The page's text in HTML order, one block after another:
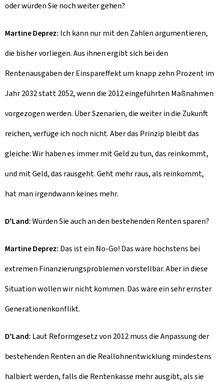
oder würden Sie noch weiter gehen?
Martine Deprez: Ich kann nur mit den Zahlen argumentieren,
die bisher vorliegen. Aus ihnen ergibt sich bei den
Rentenausgaben der Einspareffekt um knapp zehn Prozent im
Jahr 2032 statt 2052, wenn die 2012 eingeführten Maßnahmen
vorgezogen werden. Über Szenarien, die weiter in die Zukunft
reichen, verfüge ich noch nicht. Aber das Prinzip bleibt das
gleiche: Wir haben es immer mit Geld zu tun, das reinkommt,
und mit Geld, das rausgeht. Geht mehr raus, als reinkommt,
hat man irgendwann keines mehr.
D'Land:Würden Sie auch an den bestehenden Renten sparen?
Martine Deprez: Das ist ein No-Go! Das wäre höchstens bei
extremen Finanzierungsproblemen vorstellbar. Aber in diese
Situation wollen wir nicht kommen. Das wäre ein sehr ernster
Generationenkonflikt.
D'Land: Laut Reformgesetz von 2012 muss die Anpassung der
bestehenden Renten an die Reallohnentwicklung mindestens
halbiert werden, falls die Rentenkasse mehr ausgibt, als sie